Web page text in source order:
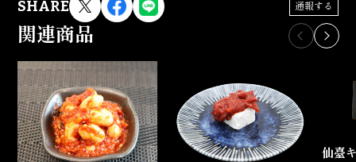
SHARE 通報する
関連商品
仙臺